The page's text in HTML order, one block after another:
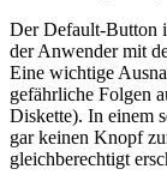
Der Default-Button
der Anwender mit
Eine wichtige
gefährliche Folgen
Diskette). In einem
gar keinen Knopf
gleichberechtigt